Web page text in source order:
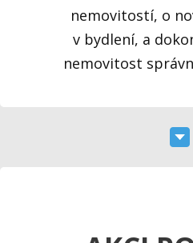
nemovitostí, o
v bydlení, a
nemovitost